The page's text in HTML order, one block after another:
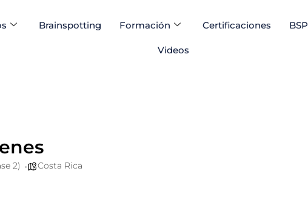
Brainspotting Formación Certificaciones
Videos
2) Costa Rica